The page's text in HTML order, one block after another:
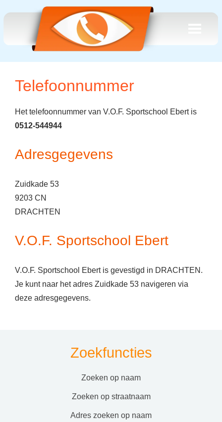
Telefoonnummer
Het telefoonnummer van V.O.F. Sportschool Ebert is
0512-544944
Adresgegevens
Zuidkade 53
9203 CN
DRACHTEN
V.O.F. Sportschool Ebert
V.O.F. Sportschool Ebert is gevestigd in DRACHTEN.
Je kunt naar het adres Zuidkade 53 navigeren via
deze adresgegevens.
Zoekfuncties
zoeken op naam
zoeken op straatnaam
adres zoeken op naam